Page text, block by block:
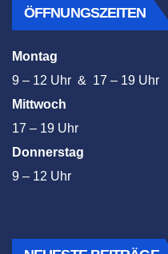
ÖFFNUNGSZEITEN
Montag
9 – 12 Uhr & 17 – 19 Uhr
Mittwoch
17 – 19 Uhr
Donnerstag
9 – 12 Uhr